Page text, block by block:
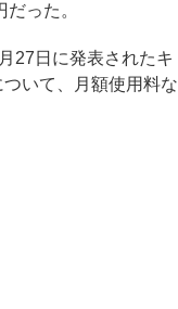
った。
27日に発表されたキ
いて、月額使用料な